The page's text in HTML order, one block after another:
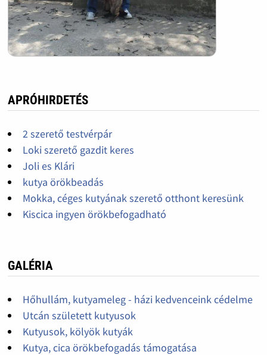
APRÓHIRDETÉS
2 szerető testvérpár
Loki szerető gazdit keres
Joli es Klári
kutya örökbeadás
Mokka, céges kutyának szerető otthont keresünk
Kiscica ingyen örökbefogadható
GALÉRIA
Hőhullám, kutyameleg - házi kedvenceink cédelme
Utcán született kutyusok
Kutyusok, kölyök kutyák
Kutya, cica örökbefogadás támogatása